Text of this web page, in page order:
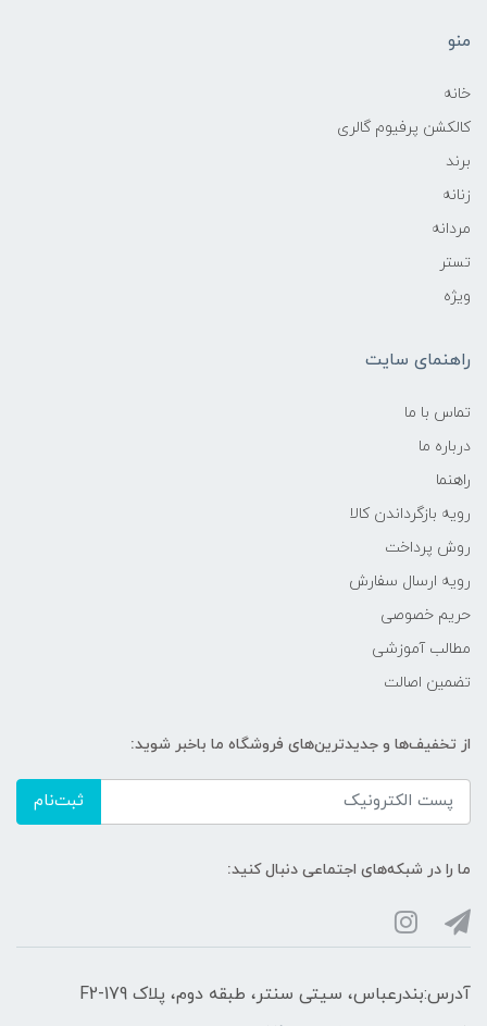
منو
خانه
کالکشن پرفیوم گالری
برند
زنانه
مردانه
تستر
ویژه
راهنمای سایت
تماس با ما
درباره ما
راهنما
رویه‌ بازگرداندن کالا
روش پرداخت
رویه ارسال سفارش
حریم خصوصی
مطالب آموزشی
تضمین اصالت
از تخفیف‌ها و جدیدترین‌های فروشگاه ما باخبر شوید:
ثبت‌نام
ما را در شبکه‌های اجتماعی دنبال کنید:
آدرس:بندرعباس، سیتی سنتر، طبقه دوم، پلاک F2-179